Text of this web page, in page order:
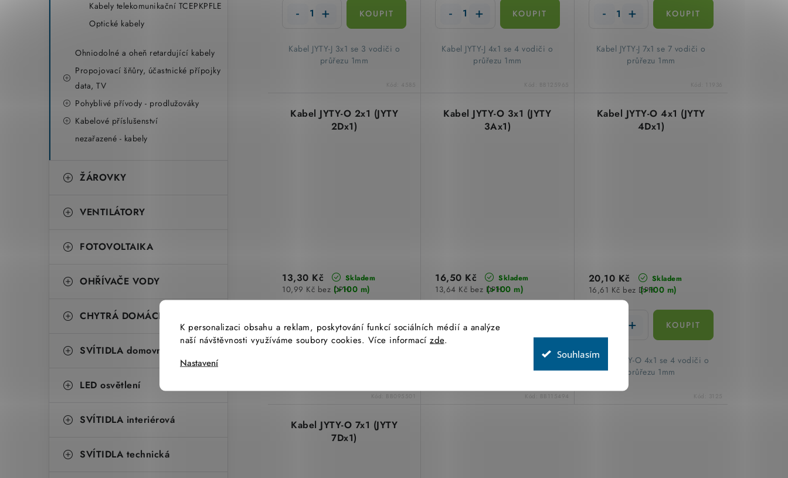
K personalizaci obsahu a reklam, poskytování funkcí sociálních médií a analýze
naší návštěvnosti využíváme soubory cookies. Více informací zde.
Nastavení
Souhlasím
Kabely telekomunikační TCEPKPFLE
Optické kabely
Ohniodolné a oheň retardující kabely
Propojovací šňůry, účastnické přípojky
data, TV
Pohyblivé přívody - prodlužováky
Kabelové příslušenství
nezařazené - kabely
ŽÁROVKY
VENTILÁTORY
FOTOVOLTAIKA
OHŘÍVAČE VODY
CHYTRÁ DOMÁCNOST
SVÍTIDLA domovní
LED osvětlení
SVÍTIDLA interiérová
SVÍTIDLA technická
t
ů
​Kabel JYTY-J 3x1 se 3 vodiči o
průřezu 1mm
Kód: 4585
​Kabel JYTY-J 4x1 se 4 vodiči o
průřezu 1mm
Kód: BB125965
​Kabel JYTY-J 7x1 se 7 vodiči o
průřezu 1mm
Kód:
Kabel JYTY-O 2x1 (JYTY
2Dx1)
Skladem
(>100 m)
10,99 Kč bez DPH
13,30 Kč
Kód: BB095501
Kabel JYTY-O 3x1 (JYTY
3Ax1)
Skladem
(>100 m)
13,64 Kč bez DPH
16,50 Kč
​Kabel JYTY-O 3x1 se 3 vodiči o
Kód: BB115494
Kabel JYTY-O 4x1 (JYTY
4Dx1)
Skladem
(>100 m)
16,61 Kč bez DPH
20,10 Kč
​Kabel JYTY-O 4x1 se 4 vodiči o
průřezu 1mm
Kód: 3125
Kabel JYTY-O 7x1 (JYTY
7Dx1)